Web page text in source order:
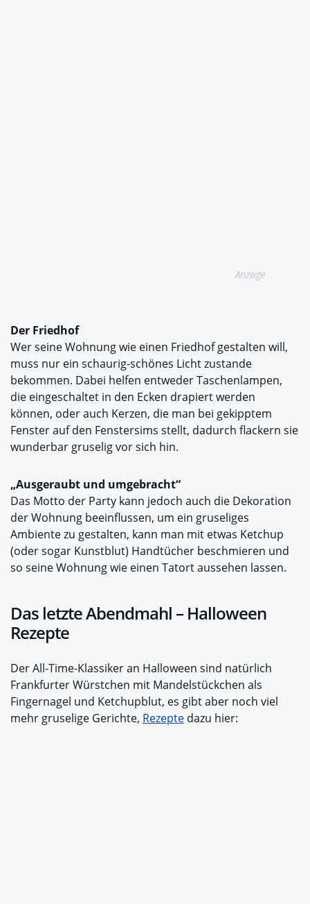
Anzeige
Der Friedhof
Wer seine Wohnung wie einen Friedhof gestalten will,
muss nur ein schaurig-schönes Licht zustande
bekommen. Dabei helfen entweder Taschenlampen,
die eingeschaltet in den Ecken drapiert werden
können, oder auch Kerzen, die man bei gekipptem
Fenster auf den Fenstersims stellt, dadurch flackern sie
wunderbar gruselig vor sich hin.
„Ausgeraubt und umgebracht“
Das Motto der Party kann jedoch auch die Dekoration
der Wohnung beeinflussen, um ein gruseliges
Ambiente zu gestalten, kann man mit etwas Ketchup
(oder sogar Kunstblut) Handtücher beschmieren und
so seine Wohnung wie einen Tatort aussehen lassen.
Das letzte Abendmahl – Halloween
Rezepte
Der All-Time-Klassiker an Halloween sind natürlich
Frankfurter Würstchen mit Mandelstückchen als
Fingernagel und Ketchupblut, es gibt aber noch viel
mehr gruselige Gerichte, Rezepte dazu hier: